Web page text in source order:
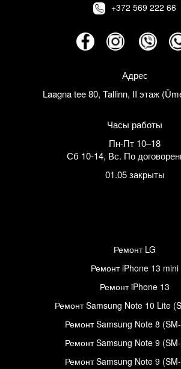
+372 569 222 66
Адрес
Laagna tee 80, Tallinn, II этаж
Часы работы
Пн-Пт 10–18
Сб 10-14, Вс. По
01.05 закрыты
Ремонт LG
Ремонт iPhone 13 mini
Ремонт iPhone 13
Ремонт Samsung Note 10 Lite
Ремонт Samsung Note 8
Ремонт Samsung Note 9
Ремонт Samsung Note 9